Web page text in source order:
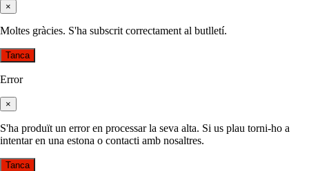
×
Moltes gràcies. S'ha subscrit correctament al butlletí.
Tanca
Error
×
S'ha produït un error en processar la seva alta. Si us plau torni-ho a
intentar en una estona o contacti amb nosaltres.
Tanca